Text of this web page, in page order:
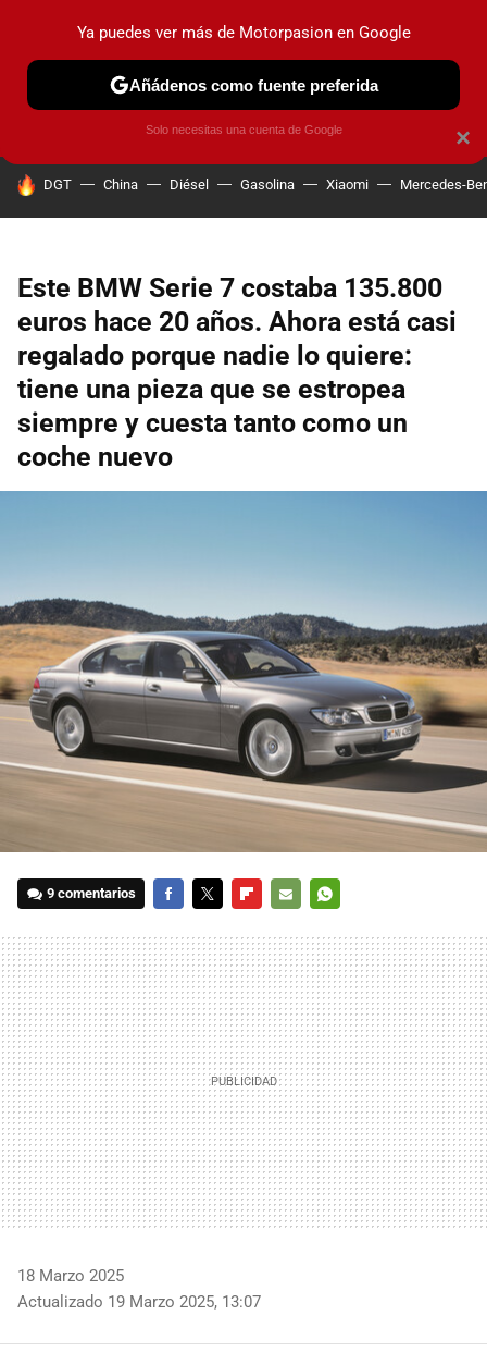
PRUEBAS COCHES ELÉCTRICOS OBSERVATORIO
HOY SE HABLA DE
DGT China Diésel Gasolina Xiaomi Mercedes-
Este BMW Serie 7 costaba 135.800
euros hace 20 años. Ahora está casi
regalado porque nadie lo quiere:
tiene una pieza que se estropea
siempre y cuesta tanto como un
coche nuevo
9 comentarios
MAIL
18 Marzo 2025
Actualizado 19 Marzo 2025, 13:07
×
Ya puedes ver más de Motorpasion en Google
Añádenos como fuente preferida
Solo necesitas una cuenta de Google